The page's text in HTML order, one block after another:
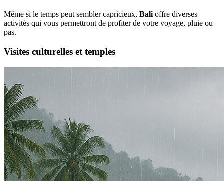
Même si le temps peut sembler capricieux, Bali offre diverses
activités qui vous permettront de profiter de votre voyage, pluie ou
pas.
Visites culturelles et temples